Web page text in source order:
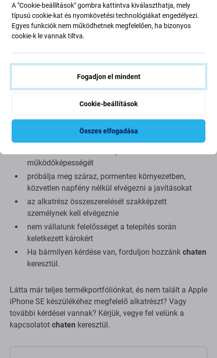
másolata, és az utángyártott alkatrész (ritka esetekben)
minimális eltéréseket mutathat a funkcionalitásban, a
minőségben vagy a megjelenésben. Ha többet szeretne
részletesebben a minőségre összpontosítunk.
Összeszerelés és tippek:
kínálatunkban megtalálható speciális szerszámok
összeszerelés közben ügyeljen a csatlakozók
működőképességét
próbálja meg száraz, pormentes környezetben,
közvetlen napfény nélkül elvégezni a javításokat
az alkatrész összeszerelését szakképzett
személynek kell elvégeznie
nem vállalunk felelősséget a telepítés során
keletkezett károkért
Ha bármilyen kérdése van, forduljon hozzánk chaten
keresztül.
Látta már teljes termékportfóliónkat, és nem talált a Apple
iPhone SE készülékéhez megfelelő alkatrészt? Vagy
további kérdései vannak? Kérjük, vegye fel velünk a
kapcsolatot chaten keresztül.
A "Cookie-beállítások" gombra kattintva kiválaszthatja, mely
típusú cookie-kat és nyomkövetési technológiákat engedélyezi.
Egyes funkciók nem működhetnek megfelelően, ha bizonyos
cookie-k le vannak tiltva.
Fogadjon el mindent
Cookie-beállítások
Összes elfogadása